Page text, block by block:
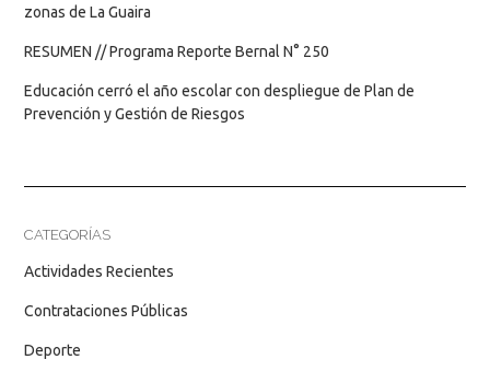
zonas de La Guaira
RESUMEN // Programa Reporte Bernal N° 250
Educación cerró el año escolar con despliegue de Plan de
Prevención y Gestión de Riesgos
CATEGORÍAS
Actividades Recientes
Contrataciones Públicas
Deporte